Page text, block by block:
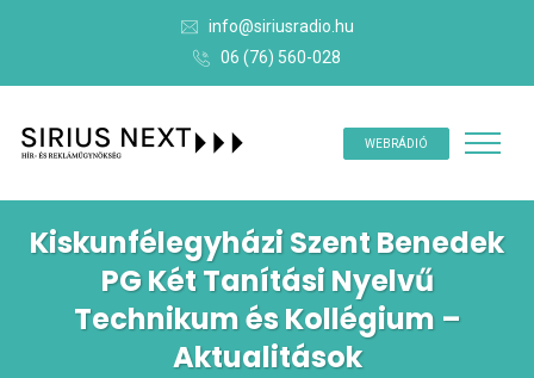
info@siriusradio.hu
06 (76) 560-028
WEBRÁDIÓ
Kiskunfélegyházi Szent Benedek
PG Két Tanítási Nyelvű
Technikum és Kollégium –
Aktualitások